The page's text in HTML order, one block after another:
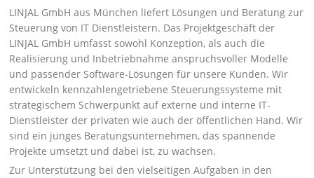
LINJAL GmbH aus München liefert Lösungen und Beratung zur
Steuerung von IT Dienstleistern. Das Projektgeschäft der
LINJAL GmbH umfasst sowohl Konzeption, als auch die
Realisierung und Inbetriebnahme anspruchsvoller Modelle
und passender Software-Lösungen für unsere Kunden. Wir
entwickeln kennzahlengetriebene Steuerungssysteme mit
strategischem Schwerpunkt auf externe und interne IT-
Dienstleister der privaten wie auch der öffentlichen Hand. Wir
sind ein junges Beratungsunternehmen, das spannende
Projekte umsetzt und dabei ist, zu wachsen.
Zur Unterstützung bei den vielseitigen Aufgaben in den